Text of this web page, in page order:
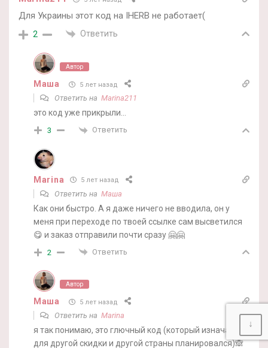
Для Украины этот код на IHERB не работает(
2 Ответить
Автор
Маша 5 лет назад
Ответить на Marina211
это код уже прикрыли…
3 Ответить
Marina 5 лет назад
Ответить на Маша
Как они быстро. А я даже ничего не вводила, он у
меня при переходе по твоей ссылке сам высветился
😋 и заказ отправили почти сразу 🤗🤗
2 Ответить
Автор
Маша 5 лет назад
Ответить на Marina
я так понимаю, это глючный код (который изначально
для другой скидки и другой страны планировался)🙈
↓